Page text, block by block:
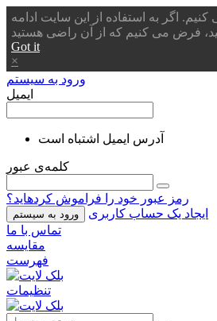
اگر به استفاده از این سایت ادامه
Got it
×
ورود به سیستم
ایمیل
آدرس ایمیل اشتباه است
کلمه‌ی عبور
رمز عبور خود را فراموش کردهاید؟
ورود به سیستم
ایجاد یک حساب کاربری
تماس با ما
مقایسه
فهرست
تنظیمات